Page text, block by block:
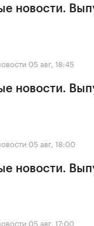
новости.
05 авг, 18:45
новости.
05 авг, 18:00
новости.
05 авг, 17:00